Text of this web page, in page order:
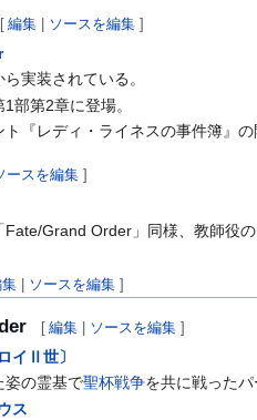
[ 編集 ソースを編集 ]
実装されている。
部第2章に登場。
『レディ・ライネスの事件簿』
ースを編集 ]
Grand Order」同様、教師役
| ソースを編集 ]
[ 編集 ソースを編集 ]
イⅡ世〕
姿の霊基で聖杯戦争を共に戦った
ス